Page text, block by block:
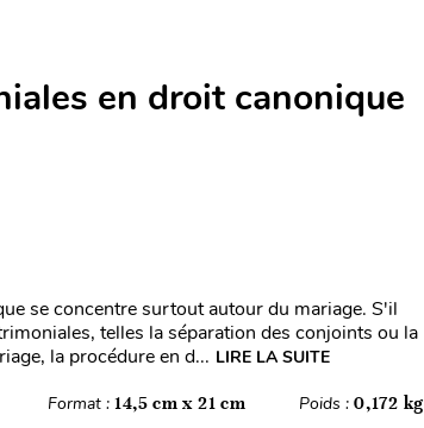
en droit canonique
se concentre surtout autour du mariage. S'il
telles la séparation des conjoints ou la
la procédure en d... LIRE LA SUITE
Format : 14,5 cm x 21 cm Poids :0,172 kg